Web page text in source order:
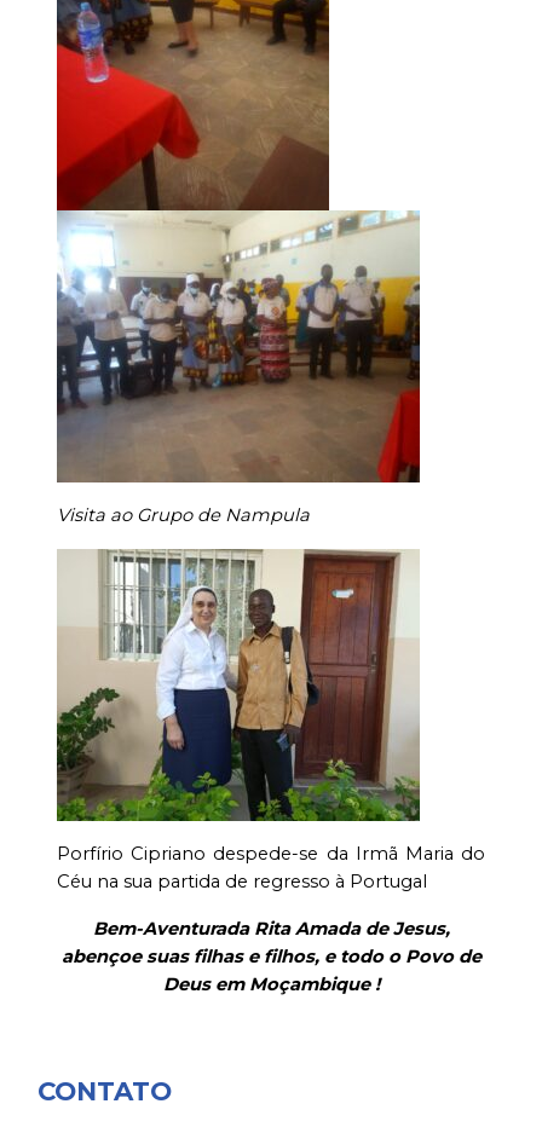
Visita ao Grupo de Nampula
Porfírio Cipriano despede-se da Irmã Maria do
Céu na sua partida de regresso à Portugal
Bem-Aventurada Rita Amada de Jesus,
abençoe suas filhas e filhos, e todo o Povo de
Deus em Moçambique !
CONTATO